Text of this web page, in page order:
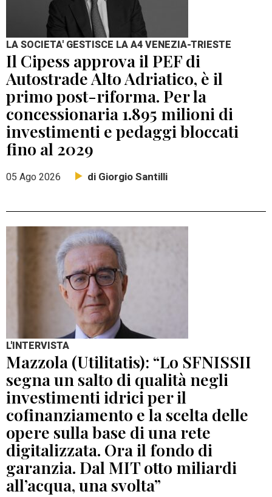
LA SOCIETA' GESTISCE LA A4 VENEZIA-TRIESTE
Il Cipess approva il PEF di
Autostrade Alto Adriatico, è il
primo post-riforma. Per la
concessionaria 1.895 milioni di
investimenti e pedaggi bloccati
fino al 2029
05 Ago 2026 di Giorgio Santilli
L'INTERVISTA
Mazzola (Utilitatis): “Lo SFNISSII
segna un salto di qualità negli
investimenti idrici per il
cofinanziamento e la scelta delle
opere sulla base di una rete
digitalizzata. Ora il fondo di
garanzia. Dal MIT otto miliardi
all’acqua, una svolta”